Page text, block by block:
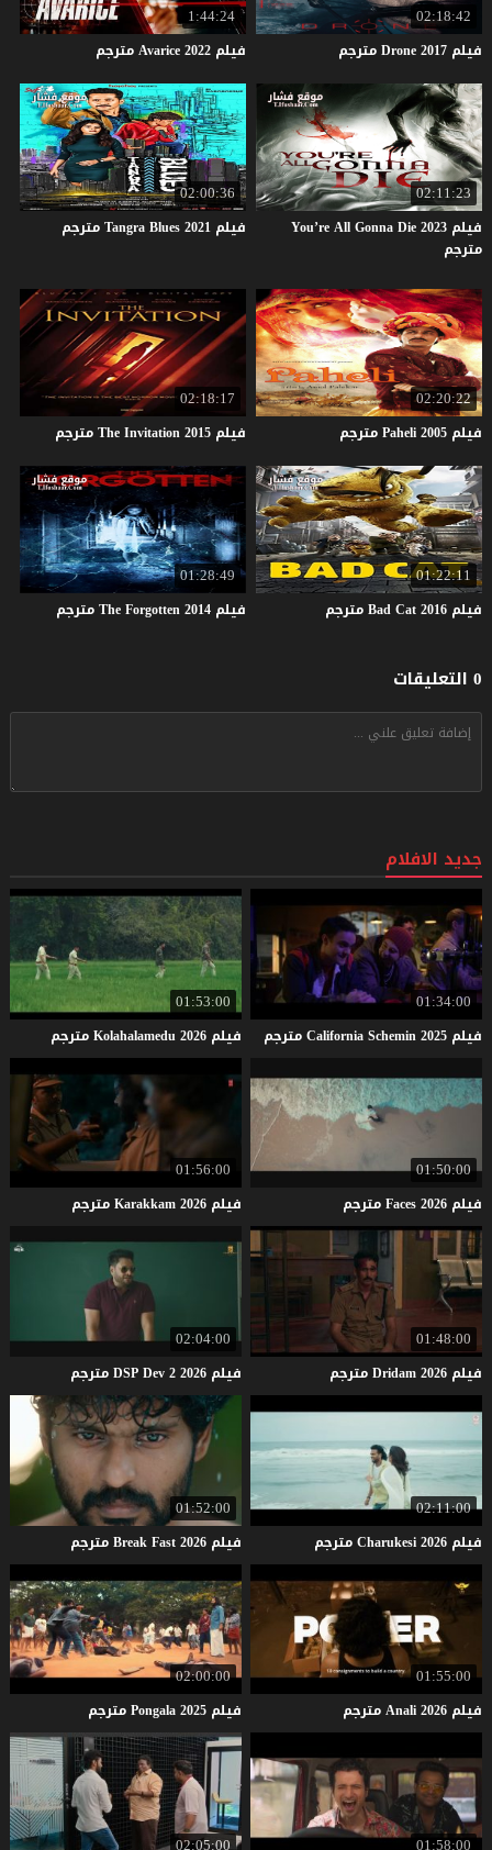
02:18:42
فيلم Drone2017 مترجم
1:44:24
فيلم Avarice2022 مترجم
02:11:23
فيلم You’re All Gonna Die 2023
مترجم
02:00:36
فيلم TangraBlues2021 مترجم
02:20:22
فيلم Paheli2005 مترجم
02:18:17
فيلم TheInvitation2015 مترجم
01:22:11
فيلم BadCat2016 مترجم
01:28:49
فيلم TheForgotten2014 مترجم
0 التعليقات
جديد الافلام
01:34:00
فيلم CaliforniaSchemin2025 مترجم
01:53:00
فيلم Kolahalamedu2026 مترجم
01:50:00
فيلم Faces2026 مترجم
01:56:00
فيلم Karakkam2026 مترجم
01:48:00
فيلم Dridam2026 مترجم
02:04:00
فيلم DSPDev22026 مترجم
02:11:00
فيلم Charukesi2026 مترجم
01:52:00
فيلم BreakFast2026 مترجم
01:55:00
فيلم Anali2026 مترجم
02:00:00
فيلم Pongala2025 مترجم